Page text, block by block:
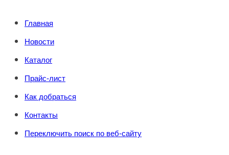
Главная
Новости
Каталог
Прайс-лист
Как добраться
Контакты
Переключить поиск по веб-сайту